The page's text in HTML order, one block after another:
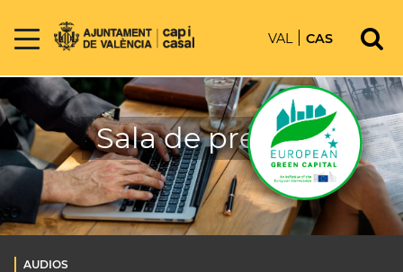
VAL CAS
Sala de prensa
AUDIOS